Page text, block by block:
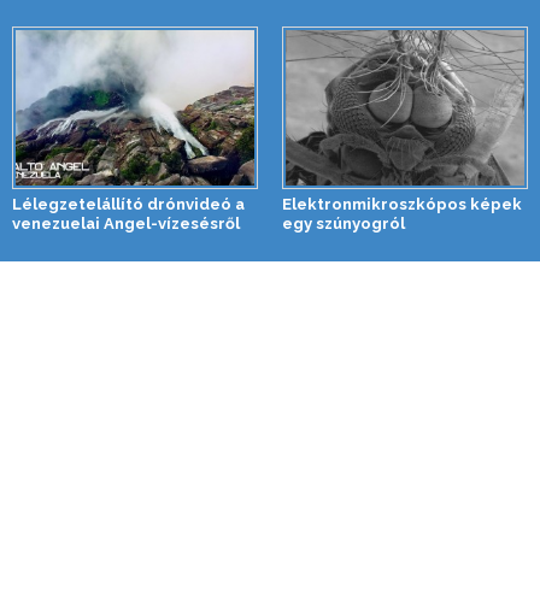
Lélegzetelállító drónvideó a
venezuelai Angel-vízesésről
Elektronmikroszkópos képek
egy szúnyogról